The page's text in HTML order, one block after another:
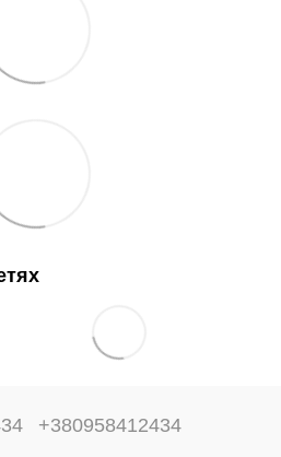
+380958412434